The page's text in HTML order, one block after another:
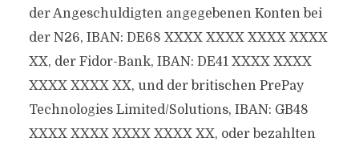
der Angeschuldigten angegebenen Konten bei
der N26, IBAN: DE68 XXXX XXXX XXXX XXXX
XX, der Fidor-Bank, IBAN: DE41 XXXX XXXX
XXXX XXXX XX, und der britischen PrePay
Technologies Limited/Solutions, IBAN: GB48
XXXX XXXX XXXX XXXX XX, oder bezahlten